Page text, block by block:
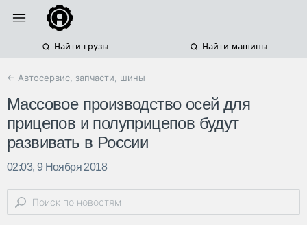
Найти грузы Найти машины
← Автосервис, запчасти, шины
Массовое производство осей для
прицепов и полуприцепов будут
развивать в России
02:03, 9 Ноября 2018